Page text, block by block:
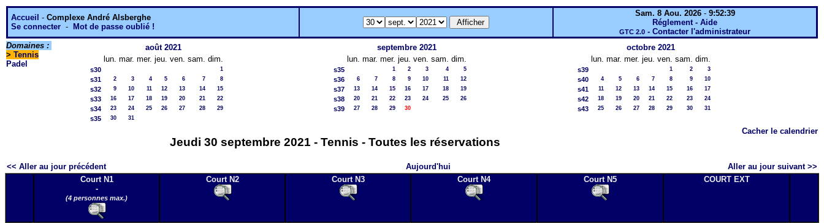
Accueil - Complexe André Alsberghe
Se connecter - Mot de passe oublié !
Sam. 8 Aou. 2026- 9:52:39
Réglement - Aide
GTC 2.0 - Contacter l'administrateur
Domaines :
> Tennis
Padel
août 2021
lun. mar. mer. jeu. ven. sam. dim.
s30 1
s31 2 3 4 5 6 7 8
s32 9 10 11 12 13 14 15
s33 16 17 18 19 20 21 22
s34 23 24 25 26 27 28 29
s35 30 31
septembre 2021
lun. mar. mer. jeu. ven. sam. dim.
s35 1 2 3 4 5
s36 6 7 8 9 10 11 12
s37 13 14 15 16 17 18 19
s38 20 21 22 23 24 25 26
s39 27 28 29 30
octobre 2021
lun. mar. mer. jeu. ven. sam. dim.
s39 1 2 3
s40 4 5 6 7 8 9 10
s41 11 12 13 14 15 16 17
s42 18 19 20 21 22 23 24
s43 25 26 27 28 29 30 31
Jeudi 30 septembre 2021 - Tennis - Toutes les réservations
Cacher le calendrier
<< Aller au jour précédent Aujourd'hui
Aller au jour suivant >>
Court N1
-
(4 personnes max.)
Court N2 Court N3 Court N4 Court N5 COURT EXT